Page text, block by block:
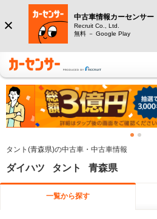
中古車情報カーセンサー
Recruit Co., Ltd.
無料 － Google Play
タント(青森県)の中古車・中古車情報
ダイハツ タント 青森県
一覧から探す